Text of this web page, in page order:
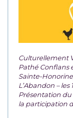
Culturellement
Pathé Conflans
Sainte-
L’Abandon –
Présentation
la participation